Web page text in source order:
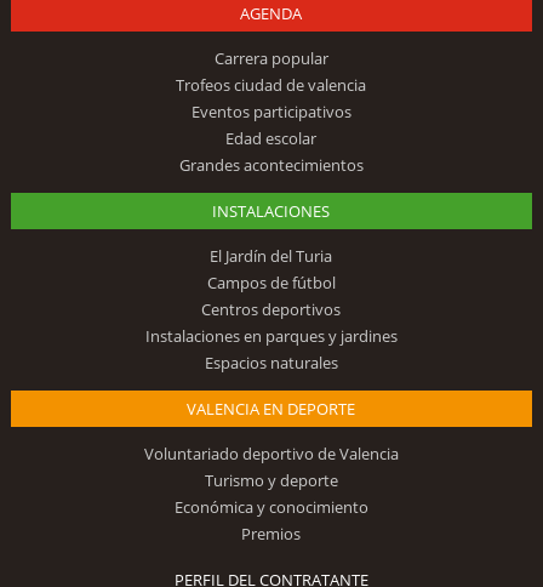
AGENDA
Carrera popular
Trofeos ciudad de valencia
Eventos participativos
Edad escolar
Grandes acontecimientos
INSTALACIONES
El Jardín del Turia
Campos de fútbol
Centros deportivos
Instalaciones en parques y jardines
Espacios naturales
VALENCIA EN DEPORTE
Voluntariado deportivo de Valencia
Turismo y deporte
Económica y conocimiento
Premios
PERFIL DEL CONTRATANTE